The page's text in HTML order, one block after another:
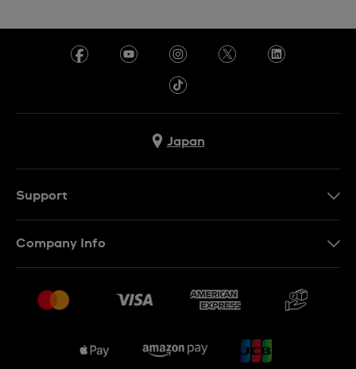
Japan
Support
販売契約条件
Company Info
Swatchで働く